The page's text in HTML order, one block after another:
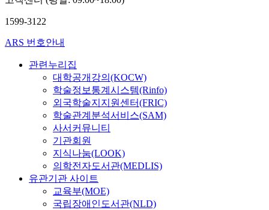
1599-3122
ARS 번호안내
관련누리집
대학공개강의(KOCW)
학술정보통계시스템(Rinfo)
외국학술지지원센터(FRIC)
학술관계분석서비스(SAM)
사서커뮤니티
기관회원
지식나눔(LOOK)
의학전자도서관(MEDLIS)
유관기관 사이트
교육부(MOE)
국립장애인도서관(NLD)